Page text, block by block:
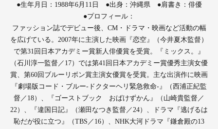
●生年月日：1988年6月11日 ●出身：沖縄県 ●肩書き：俳優
●プロフィール：
ファッション誌でデビュー後、CM・ドラマ・映画など活動の幅
を広げている。2007年に主演した映画『恋空』（今井夏木監督）
で第31回日本アカデミー賞新人俳優賞を受賞。『ミックス。』
（石川淳一監督／17）では第41回日本アカデミー賞優秀主演女優
賞、第60回ブルーリボン賞主演女優賞を受賞。主な出演作に映画
『劇場版コード・ブルー-ドクターヘリ緊急救命-』（西浦正紀監
督／18）、『ゴーストブック おばけずかん』（山崎貴監督／
22）、『違国日記』（瀬田なつき監督／24）、ドラマ『逃げるは
恥だが役に立つ』（TBS／16）、NHK大河ドラマ『鎌倉殿の13